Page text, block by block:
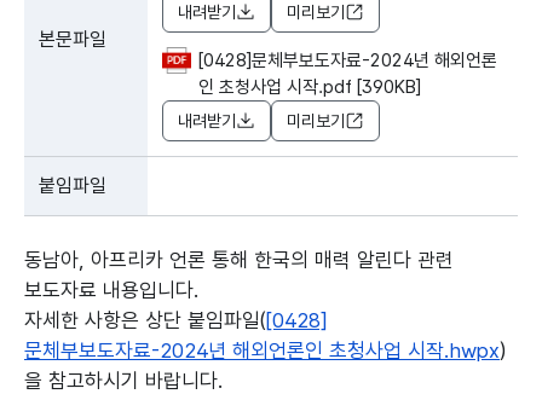
본문파일
내려받기 미리보기
[0428]문체부보도자료-2024년 해외언론
인 초청사업 시작.pdf [390KB]
내려받기 미리보기
붙임파일
동남아, 아프리카 언론 통해 한국의 매력 알린다 관련
보도자료 내용입니다.
자세한 사항은 상단 붙임파일([0428]
문체부보도자료-2024년 해외언론인 초청사업 시작.hwpx)
을 참고하시기 바랍니다.